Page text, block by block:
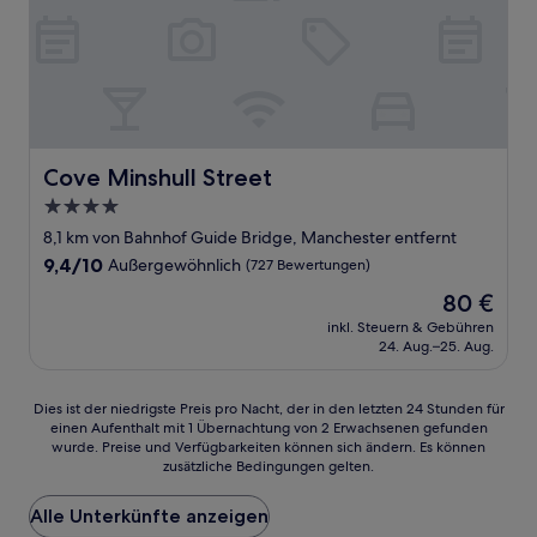
Cove Minshull Street
Cove Minshull Street
4.0-
Sterne-
Unterkunft
8,1 km von Bahnhof Guide Bridge, Manchester entfernt
9.4
9,4/10 Außergewöhnlich (727 Bewertungen)
Der
Preis
beträgt
80 €
inkl. Steuern & Gebühren
24. Aug.–25. Aug.
Dies
der
Preis
pro
Dies ist der niedrigste Preis pro Nacht, der in den letzten 24 Stunden für
einen Aufenthalt mit 1 Übernachtung von 2 Erwachsenen gefunden
wurde. Preise und Verfügbarkeiten können sich ändern. Es können
zusätzliche Bedingungen gelten.
Alle Unterkünfte anzeigen